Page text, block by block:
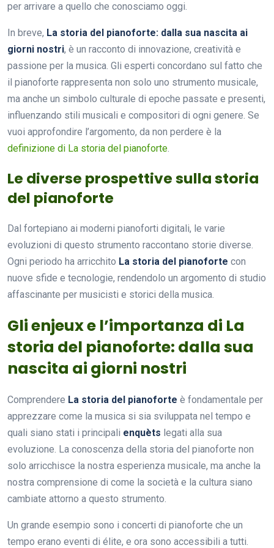
per arrivare a quello che conosciamo oggi.
In breve, La storia del pianoforte: dalla sua nascita ai
giorni nostri, è un racconto di innovazione, creatività e
passione per la musica. Gli esperti concordano sul fatto che
il pianoforte rappresenta non solo uno strumento musicale,
ma anche un simbolo culturale di epoche passate e presenti,
influenzando stili musicali e compositori di ogni genere. Se
vuoi approfondire l’argomento, da non perdere è la
definizione di La storia del pianoforte
Le diverse prospettive sulla storia
del pianoforte
Dal fortepiano ai moderni pianoforti digitali, le varie
evoluzioni di questo strumento raccontano storie diverse.
Ogni periodo ha arricchito La storia del pianoforte con
nuove sfide e tecnologie, rendendolo un argomento di studio
affascinante per musicisti e storici della musica.
Gli enjeux e l’importanza di La
storia del pianoforte: dalla sua
nascita ai giorni nostri
Comprendere La storia del pianoforte è fondamentale per
apprezzare come la musica si sia sviluppata nel tempo e
quali siano stati i principali enquèts legati alla sua
evoluzione. La conoscenza della storia del pianoforte non
solo arricchisce la nostra esperienza musicale, ma anche la
nostra comprensione di come la società e la cultura siano
cambiate attorno a questo strumento.
Un grande esempio sono i concerti di pianoforte che un
tempo erano eventi di élite, e ora sono accessibili a tutti.